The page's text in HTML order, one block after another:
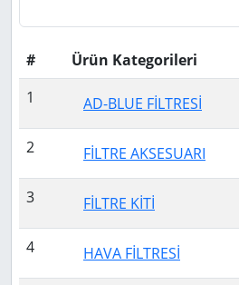
#
Ürün Kategorileri
1
AD-BLUE FİLTRESİ
2 FİLTRE AKSESUARI
3 FİLTRE KİTİ
4 HAVA FİLTRESİ